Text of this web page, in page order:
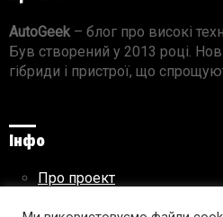
AutoGeek– блог про високі
Був створений у 2013 році.
гібриди і пристрої, що
Інфо
Про проект